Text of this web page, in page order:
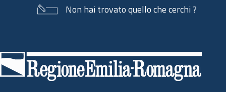
Non hai trovato quello che cerchi ?
di
pagina